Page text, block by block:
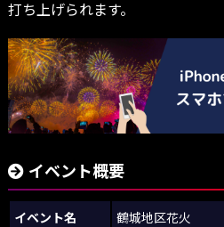
打ち上げられます。
イベント概要
イベント名 鶴城地区花火